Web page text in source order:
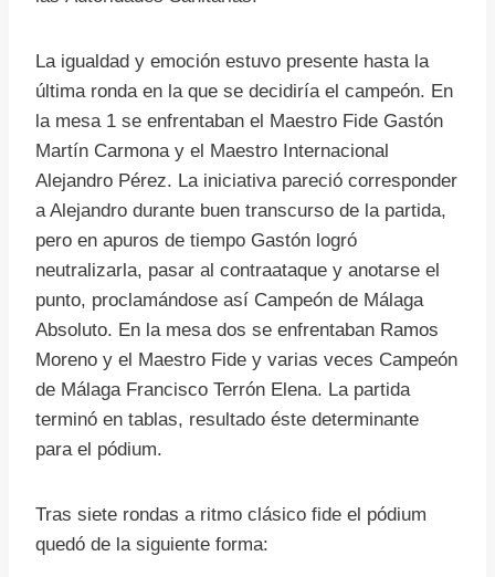
La igualdad y emoción estuvo presente hasta la
última ronda en la que se decidiría el campeón. En
la mesa 1 se enfrentaban el Maestro Fide Gastón
Martín Carmona y el Maestro Internacional
Alejandro Pérez. La iniciativa pareció corresponder
a Alejandro durante buen transcurso de la partida,
pero en apuros de tiempo Gastón logró
neutralizarla, pasar al contraataque y anotarse el
punto, proclamándose así Campeón de Málaga
Absoluto. En la mesa dos se enfrentaban Ramos
Moreno y el Maestro Fide y varias veces Campeón
de Málaga Francisco Terrón Elena. La partida
terminó en tablas, resultado éste determinante
para el pódium.
Tras siete rondas a ritmo clásico fide el pódium
quedó de la siguiente forma: